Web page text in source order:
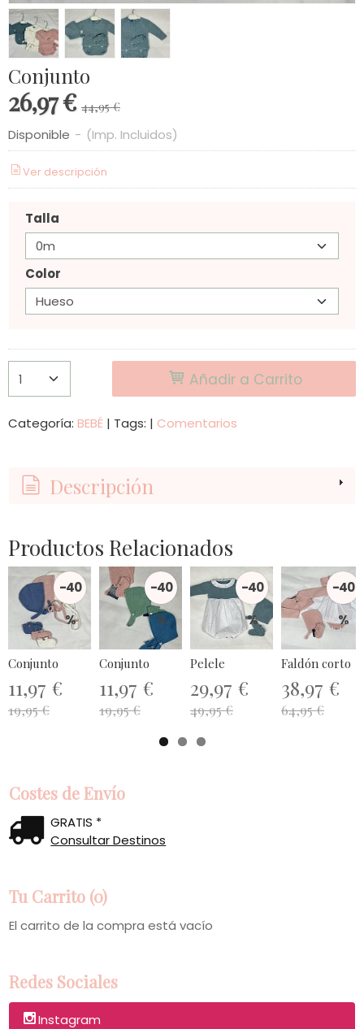
Costes de Envío
GRATIS *
Consultar Destinos
Tu Carrito (0)
El carrito de la compra está vacío
Redes Sociales
Instagram
Conjunto
26,97 € 44,95 €
Disponible - (Imp. Incluidos)
Ver descripción
Talla
Color
Añadir a Carrito
Categoría: BEBÉ | Tags: | Comentarios
Descripción
Productos Relacionados
-40
%
Conjunto
11,97 €
19,95 €
-40
%
Conjunto
11,97 €
19,95 €
-40
%
Pelele
29,97 €
49,95 €
-40
%
Faldón corto
38,97 €
64,95 €